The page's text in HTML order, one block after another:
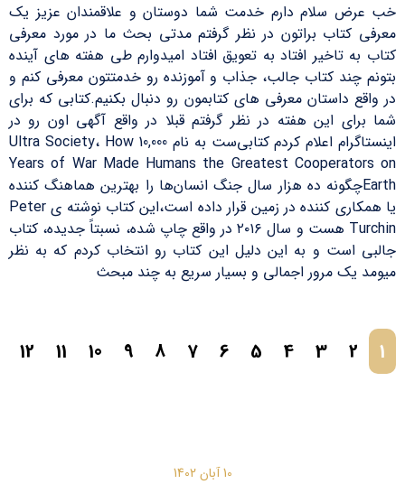
خب عرض سلام دارم خدمت شما دوستان و علاقمندان عزیز یک
معرفی کتاب براتون در نظر گرفتم مدتی بحث ما در مورد معرفی
کتاب به تاخیر افتاد به تعویق افتاد امیدوارم طی هفته های آینده
بتونم چند کتاب جالب، جذاب و آموزنده رو خدمتتون معرفی کنم و
در واقع داستان معرفی های کتابمون رو دنبال بکنیم.کتابی که برای
شما برای این هفته در نظر گرفتم قبلا در واقع آگهی اون رو در
اینستاگرام اعلام کردم کتابی‌ست به نام Ultra Society، How 10,000
Years of War Made Humans the Greatest Cooperators on
Earthچگونه ده هزار سال جنگ انسان‌ها را بهترین هماهنگ کننده
یا همکاری کننده در زمین قرار داده است،این کتاب نوشته ی Peter
Turchin هست و سال ۲۰۱۶ در واقع چاپ شده، نسبتاً جدیده، کتاب
جالبی است و به این دلیل این کتاب رو انتخاب کردم که به نظر
میومد یک مرور اجمالی و بسیار سریع به چند مبحث
1
2
3
4
5
6
7
8
9
10
11
12
10 آبان 1402